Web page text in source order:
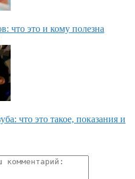
что это и кому полезна
что это такое, показания и